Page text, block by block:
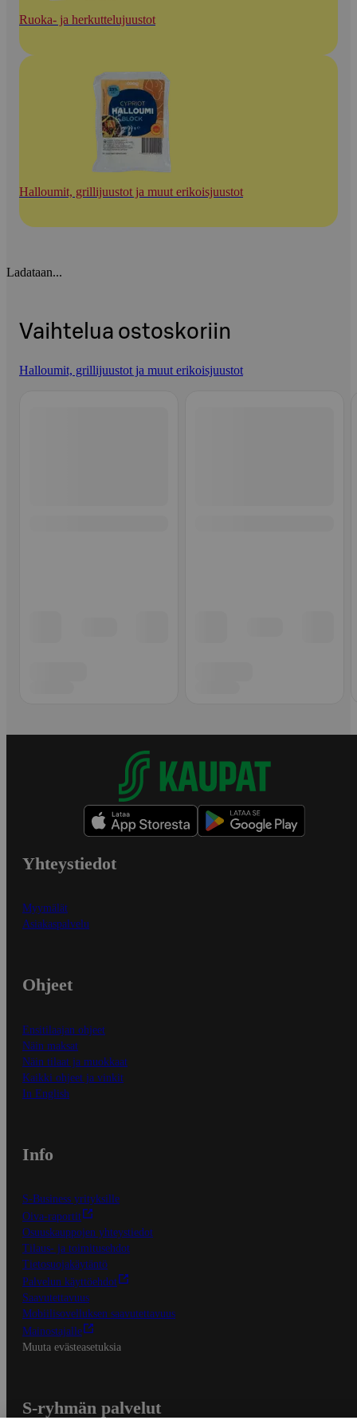
Ruoka- ja herkuttelujuustot
Halloumit, grillijuustot ja muut erikoisjuustot
Ladataan...
Vaihtelua ostoskoriin
Halloumit, grillijuustot ja muut erikoisjuustot
Yhteystiedot
Myymälät
Asiakaspalvelu
Ohjeet
Ensitilaajan ohjeet
Näin maksat
Näin tilaat ja muokkaat
Kaikki ohjeet ja vinkit
In English
Info
S-Business yrityksille
Oiva-raportit
Osuuskauppojen yhteystiedot
Tilaus- ja toimitusehdot
Tietosuojakäytäntö
Palvelun käyttöehdot
Saavutettavuus
Mobiilisovelluksen saavutettavuus
Mainostajalle
Muuta evästeasetuksia
S-ryhmän palvelut